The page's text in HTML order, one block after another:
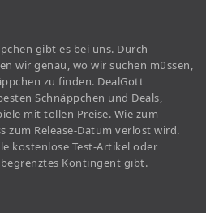
gibt es bei uns. Durch
wir genau, wo wir suchen müssen,
zu finden. DealGott
Schnäppchen und Deals,
mit tollen Preise. Wie zum
zum Release-Datum verlost wird.
kostenlose Test-Artikel oder
Kontingent gibt.